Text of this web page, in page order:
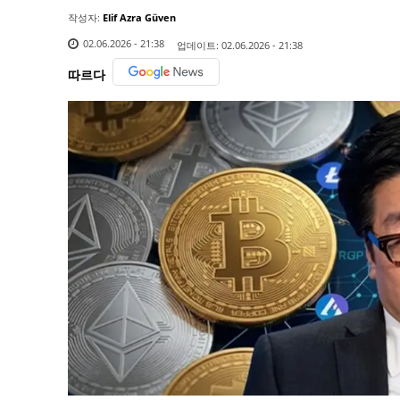
작성자: Elif Azra Güven
02.06.2026 - 21:38
업데이트: 02.06.2026 - 21:38
따르다